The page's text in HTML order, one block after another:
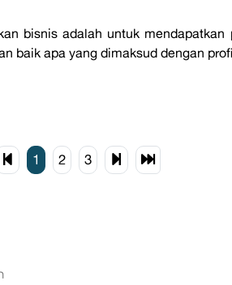
bisnis adalah untuk
baik apa yang dimaksud dengan
1 2 3